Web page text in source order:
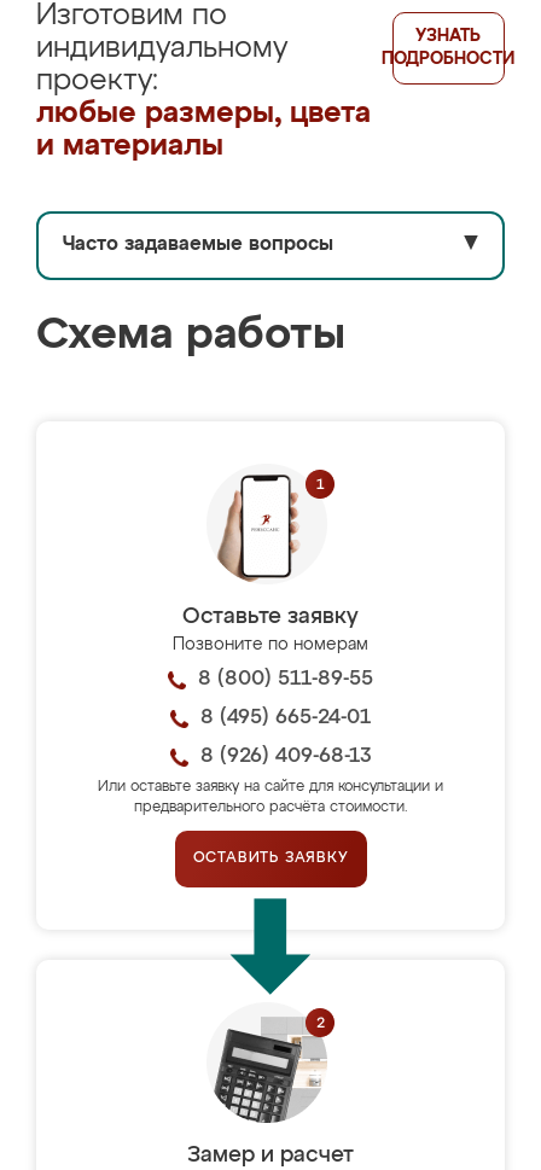
Изготовим по
индивидуальному
проекту:
любые размеры, цвета
и материалы
УЗНАТЬ
ПОДРОБНОСТИ
Часто задаваемые вопросы ▼
Схема работы
Оставьте заявку
Позвоните по номерам
8 (800) 511-89-55
8 (495) 665-24-01
8 (926) 409-68-13
Или оставьте заявку на сайте для консультации и
предварительного расчёта стоимости.
ОСТАВИТЬ ЗАЯВКУ
Замер и расчет